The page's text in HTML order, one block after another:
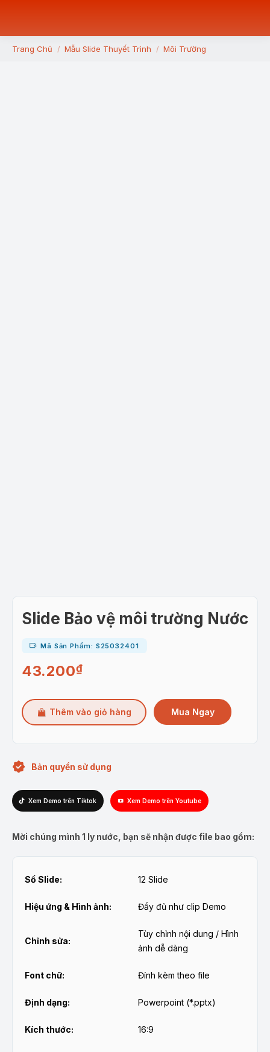
You are here:
Trang Chủ Mẫu Slide Thuyết Trình Môi Trường
Slide Bảo vệ môi trường Nước
Mã Sản Phẩm: S25032401
43.200₫
Thêm vào giỏ hàng Mua Ngay
Bản quyền sử dụng
Xem Demo trên Tiktok Xem Demo trên Youtube
Mời chúng mình 1 ly nước, bạn sẽ nhận được file bao gồm:
Số Slide: 12 Slide
Hiệu ứng & Hình ảnh: Đầy đủ như clip Demo
Chỉnh sửa:
Tùy chỉnh nội dung / Hình
ảnh dễ dàng
Font chữ: Đính kèm theo file
Định dạng: Powerpoint (*.pptx)
Kích thước: 16:9